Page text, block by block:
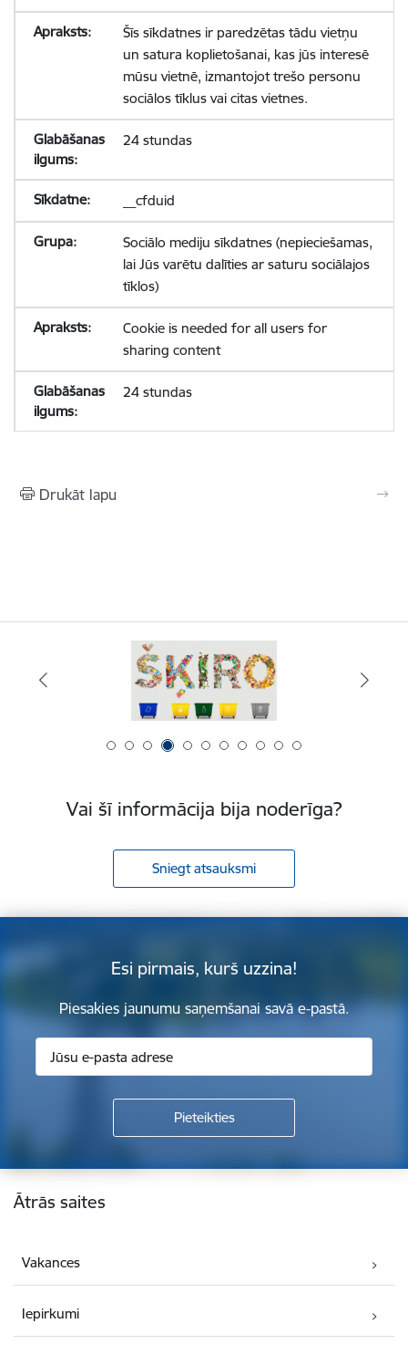
Šīs sīkdatnes ir paredzētas tādu vietņu
un satura koplietošanai, kas jūs interesē
mūsu vietnē, izmantojot trešo personu
sociālos tīklus vai citas vietnes.
24 stundas
__cfduid
Sociālo mediju sīkdatnes (nepieciešamas,
lai Jūs varētu dalīties ar saturu sociālajos
tīklos)
Cookie is needed for all users for
sharing content
24 stundas
Drukāt lapu
Vai šī informācija bija noderīga?
Sniegt atsauksmi
Esi pirmais, kurš uzzina!
Piesakies jaunumu saņemšanai savā e-pastā.
Kājene
Ātrās saites
Vakances
Iepirkumi